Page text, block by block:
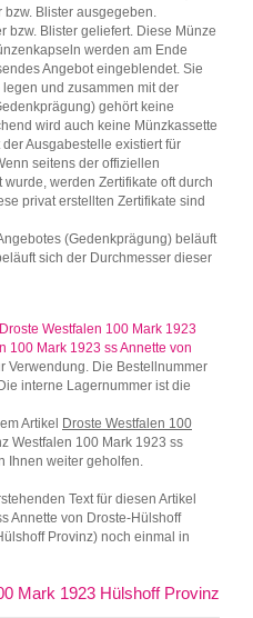
Blister ausgegeben.
bzw. Blister geliefert. Diese Münze
werden am Ende
Angebot eingeblendet. Sie
und zusammen mit der
gehört keine
wird auch keine Münzkassette
Ausgabestelle existiert für
seitens der offiziellen
werden Zertifikate oft durch
privat erstellten Zertifikate sind
(Gedenkprägung) beläuft
sich der Durchmesser dieser
Westfalen 100 Mark 1923
100 Mark 1923 ss Annette von
Verwendung. Die Bestellnummer
interne Lagernummer ist die
Artikel
Droste Westfalen 100
Westfalen 100 Mark 1923 ss
Ihnen weiter geholfen.
Text für diesen Artikel
Annette von Droste-Hülshoff
Provinz) noch einmal in
Mark 1923 Hülshoff Provinz